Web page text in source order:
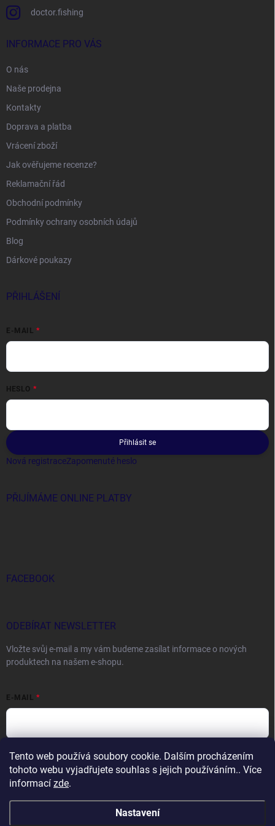
Tento web používá soubory cookie. Dalším procházením
tohoto webu vyjadřujete souhlas s jejich používáním.. Více
informací zde.
Nastavení
doctor.fishing
INFORMACE PRO VÁS
O nás
Naše prodejna
Kontakty
Doprava a platba
Vrácení zboží
Jak ověřujeme recenze?
Reklamační řád
Obchodní podmínky
Podmínky ochrany osobních údajů
Blog
Dárkové poukazy
PŘIHLÁŠENÍ
E-MAIL
HESLO
Přihlásit se
Nová registraceZapomenuté heslo
PŘIJÍMÁME ONLINE PLATBY
FACEBOOK
ODEBÍRAT NEWSLETTER
Vložte svůj e-mail a my vám budeme zasílat informace o nových
produktech na našem e-shopu.
E-MAIL
Vložením e-mailu souhlasíte spodmínkami ochrany osobních údajů
Přihlásit se